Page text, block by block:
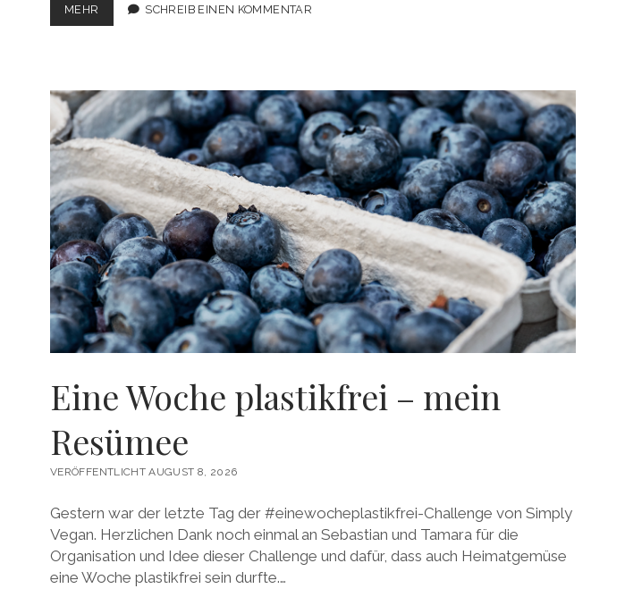
MEHR VEGANE
FALAFEL
UND
LEICHT
SCHREIB EINEN KOMMENTAR
Eine Woche plastikfrei – mein
Resümee
VERÖFFENTLICHT AUGUST 8, 2026
Gestern war der letzte Tag der #einewocheplastikfrei-Challenge von Simply
Vegan. Herzlichen Dank noch einmal an Sebastian und Tamara für die
Organisation und Idee dieser Challenge und dafür, dass auch Heimatgemüse
eine Woche plastikfrei sein durfte.…